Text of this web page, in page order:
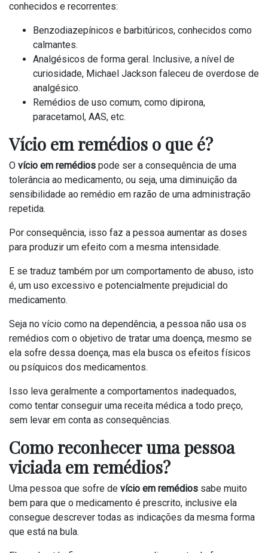
conhecidos e recorrentes:
Benzodiazepínicos e barbitúricos, conhecidos como
calmantes.
Analgésicos de forma geral. Inclusive, a nível de
curiosidade, Michael Jackson faleceu de overdose de
analgésico.
Remédios de uso comum, como dipirona,
paracetamol, AAS, etc.
Vício em remédios o que é?
O vício em remédios pode ser a consequência de uma
tolerância ao medicamento, ou seja, uma diminuição da
sensibilidade ao remédio em razão de uma administração
repetida.
Por consequência, isso faz a pessoa aumentar as doses
para produzir um efeito com a mesma intensidade.
E se traduz também por um comportamento de abuso, isto
é, um uso excessivo e potencialmente prejudicial do
medicamento.
Seja no vício como na dependência, a pessoa não usa os
remédios com o objetivo de tratar uma doença, mesmo se
ela sofre dessa doença, mas ela busca os efeitos físicos
ou psíquicos dos medicamentos.
Isso leva geralmente a comportamentos inadequados,
como tentar conseguir uma receita médica a todo preço,
sem levar em conta as consequências.
Como reconhecer uma pessoa
viciada em remédios?
Uma pessoa que sofre de vício em remédios sabe muito
bem para que o medicamento é prescrito, inclusive ela
consegue descrever todas as indicações da mesma forma
que está na bula.